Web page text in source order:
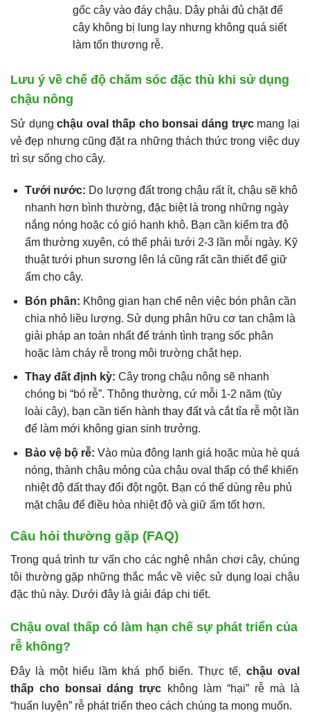
gốc cây vào đáy chậu. Dây phải đủ chặt để
cây không bị lung lay nhưng không quá siết
làm tổn thương rễ.
Lưu ý về chế độ chăm sóc đặc thù khi sử dụng
chậu nông
Sử dụngchậu oval thấp cho bonsai dáng trựcmang lại
vẻ đẹp nhưng cũng đặt ra những thách thức trong việc duy
trì sự sống cho cây.
Tưới nước: Do lượng đất trong chậu rất ít, chậu sẽ khô
nhanh hơn bình thường, đặc biệt là trong những ngày
nắng nóng hoặc có gió hanh khô. Bạn cần kiểm tra độ
ẩm thường xuyên, có thể phải tưới 2-3 lần mỗi ngày. Kỹ
thuật tưới phun sương lên lá cũng rất cần thiết để giữ
ẩm cho cây.
Bón phân: Không gian hạn chế nên việc bón phân cần
chia nhỏ liều lượng. Sử dụng phân hữu cơ tan chậm là
giải pháp an toàn nhất để tránh tình trạng sốc phân
hoặc làm cháy rễ trong môi trường chật hẹp.
Thay đất định kỳ: Cây trong chậu nông sẽ nhanh
chóng bị “bó rễ”. Thông thường, cứ mỗi 1-2 năm (tùy
loài cây), bạn cần tiến hành thay đất và cắt tỉa rễ một lần
để làm mới không gian sinh trưởng.
Bảo vệ bộ rễ: Vào mùa đông lạnh giá hoặc mùa hè quá
nóng, thành chậu mỏng của chậu oval thấp có thể khiến
nhiệt độ đất thay đổi đột ngột. Bạn có thể dùng rêu phủ
mặt chậu để điều hòa nhiệt độ và giữ ẩm tốt hơn.
Câu hỏi thường gặp (FAQ)
Trong quá trình tư vấn cho các nghệ nhân chơi cây, chúng
tôi thường gặp những thắc mắc về việc sử dụng loại chậu
đặc thù này. Dưới đây là giải đáp chi tiết.
Chậu oval thấp có làm hạn chế sự phát triển của
rễ không?
Đây là một hiểu lầm khá phổ biến. Thực tế, chậu oval
thấp cho bonsai dáng trực không làm “hại” rễ mà là
“huấn luyện” rễ phát triển theo cách chúng ta mong muốn.